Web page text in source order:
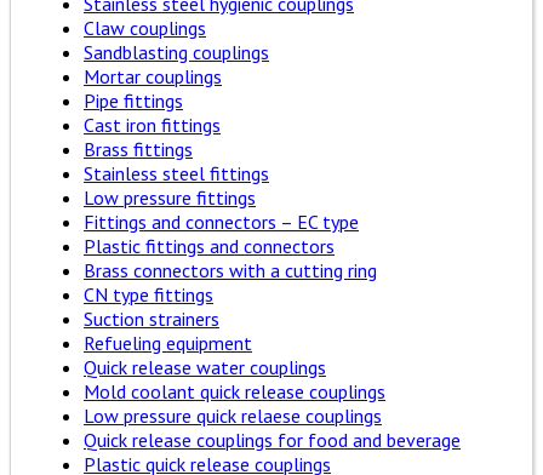
Claw couplings
Sandblasting couplings
Mortar couplings
Pipe fittings
Cast iron fittings
Brass fittings
Stainless steel fittings
Low pressure fittings
Fittings and connectors – EC type
Plastic fittings and connectors
Brass connectors with a cutting ring
CN type fittings
Suction strainers
Refueling equipment
Quick release water couplings
Mold coolant quick release couplings
Low pressure quick relaese couplings
Quick release couplings for food and beverage
Plastic quick release couplings